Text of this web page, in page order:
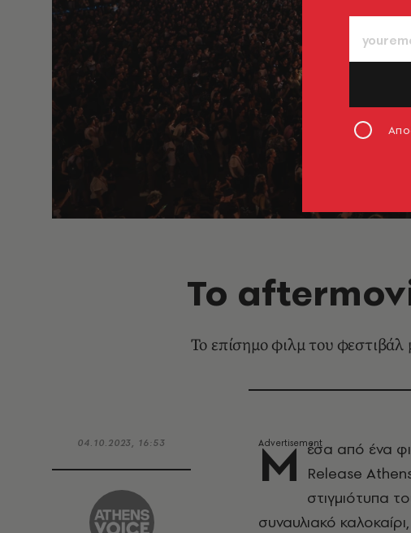
To
Το επίσημο φιλμ του
04.10.2023, 16:53 Μ έσα από ένα
Release
στιγμιότυπα
συναυλιακό